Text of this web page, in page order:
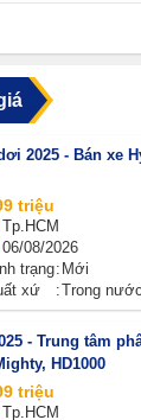
2025 - Bán xe
triệu
Tp.HCM
06/08/2026
trạng Mới
xứ
Trong nước
- Trung tâm
HD1000
triệu
Tp.HCM